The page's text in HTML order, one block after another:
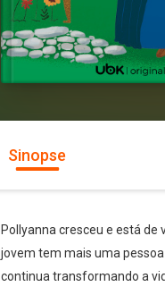
Sinopse
Pollyanna cresceu e está de
jovem tem mais uma
continua transformando a